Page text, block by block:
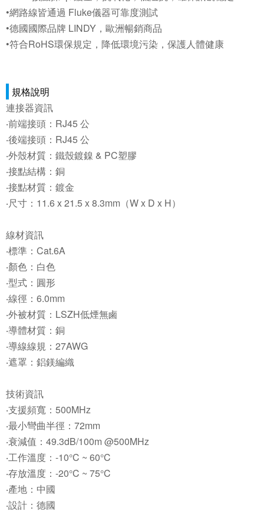
•網路線皆通過 Fluke儀器可靠度測試
•德國國際品牌 LINDY，歐洲暢銷商品
•符合RoHS環保規定，降低環境污染，保護人體健康
規格說明
連接器資訊
‧前端接頭：RJ45 公
‧後端接頭：RJ45 公
‧外殼材質：鐵殼鍍鎳 & PC塑膠
‧接點結構：銅
‧接點材質：鍍金
‧尺寸：11.6 x 21.5 x 8.3mm（W x D x H）
線材資訊
‧標準：Cat.6A
‧顏色：白色
‧型式：圓形
‧線徑：6.0mm
‧外被材質：LSZH低煙無鹵
‧導體材質：銅
‧導線線規：27AWG
‧遮罩：鋁鎂編織
技術資訊
‧支援頻寬：500MHz
‧最小彎曲半徑：72mm
‧衰減值：49.3dB/100m @500MHz
‧工作溫度：-10°C ~ 60°C
‧存放溫度：-20°C ~ 75°C
‧產地：中國
‧設計：德國